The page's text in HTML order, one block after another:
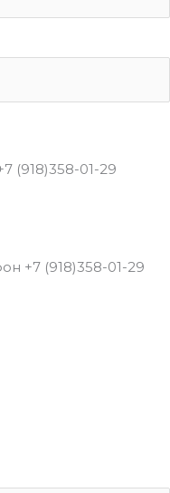
(918)358-01-29
+7 (918)358-01-29